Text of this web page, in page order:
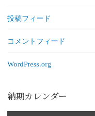
投稿フィード
コメントフィード
WordPress.org
納期カレンダー